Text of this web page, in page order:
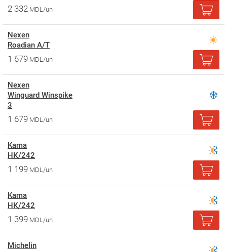
2 332 MDL/un
Nexen
Roadian A/T
1 679 MDL/un
Nexen
Winguard Winspike
3
1 679 MDL/un
Kama
НК/242
1 199 MDL/un
Kama
НК/242
1 399 MDL/un
Michelin